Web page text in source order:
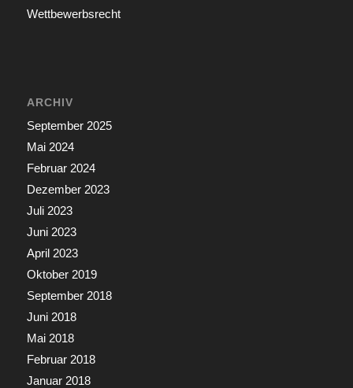
Wettbewerbsrecht
ARCHIV
September 2025
Mai 2024
Februar 2024
Dezember 2023
Juli 2023
Juni 2023
April 2023
Oktober 2019
September 2018
Juni 2018
Mai 2018
Februar 2018
Januar 2018